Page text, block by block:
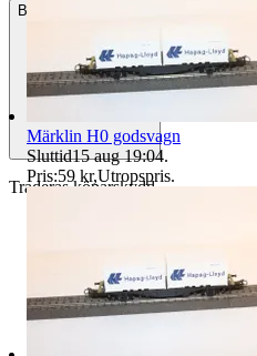
Betalning
Traderas köparskydd
Märklin H0 godsvagn
Sluttid15 aug 19:04.
Pris:59 kr,Utropspris.